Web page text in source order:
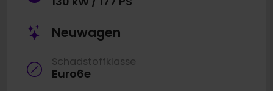
Neuwagen
Schadstoffklasse
Euro6e